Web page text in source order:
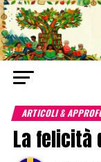
ARTICOLI &
La felicità